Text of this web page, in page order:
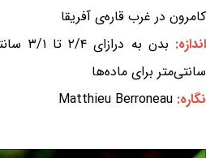
کامرون در غرب قاره‌ی آفریقا
اندازه:
سانتی‌متر برای ماده‌ها
نگاره: Matthieu Berroneau